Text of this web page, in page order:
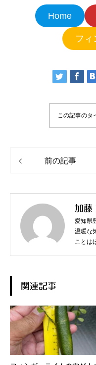
Home
フィ
この記事のタ
前の記事
加藤
愛知県
温暖な
ことは
関連記事